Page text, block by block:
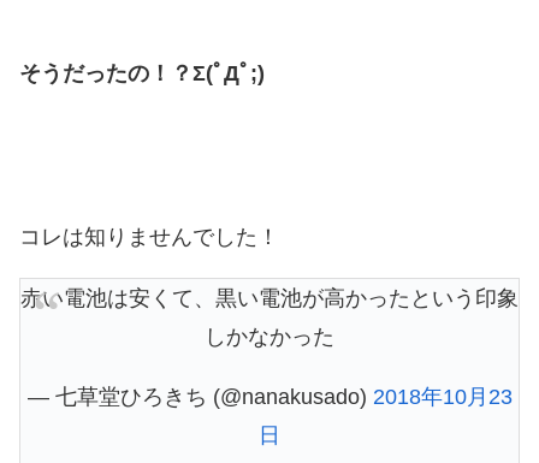
そうだったの！？Σ(ﾟДﾟ;)
コレは知りませんでした！
赤い電池は安くて、黒い電池が高かったという印象
しかなかった
— 七草堂ひろきち (@nanakusado) 2018年10月23
日